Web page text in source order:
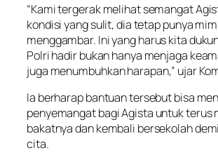
“Kami tergerak melihat semangat
kondisi yang sulit, dia tetap punya
menggambar. Ini yang harus kita
Polri hadir bukan hanya menjaga
juga menumbuhkan harapan,” ujar
Ia berharap bantuan tersebut bisa
penyemangat bagi Agista untuk terus
bakatnya dan kembali bersekolah
cita.